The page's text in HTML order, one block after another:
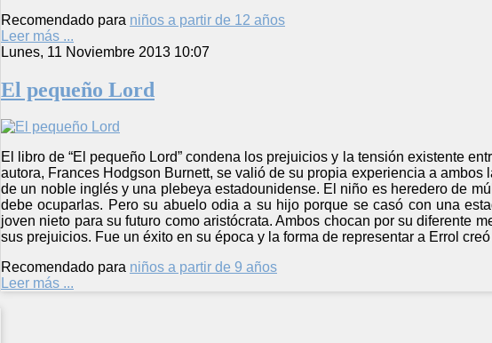
Recomendado para niños a partir de 12 años
Leer más ...
Lunes, 11 Noviembre 2013 10:07
El pequeño Lord
El libro de “El pequeño Lord” condena los prejuicios y la tensión existente
autora, Frances Hodgson Burnett, se valió de su propia experiencia a
de un noble inglés y una plebeya estadounidense. El niño es heredero de
debe ocuparlas. Pero su abuelo odia a su hijo porque se casó con una
joven nieto para su futuro como aristócrata. Ambos chocan por su diferente
sus prejuicios. Fue un éxito en su época y la forma de representar a Errol
Recomendado para niños a partir de 9 años
Leer más ...